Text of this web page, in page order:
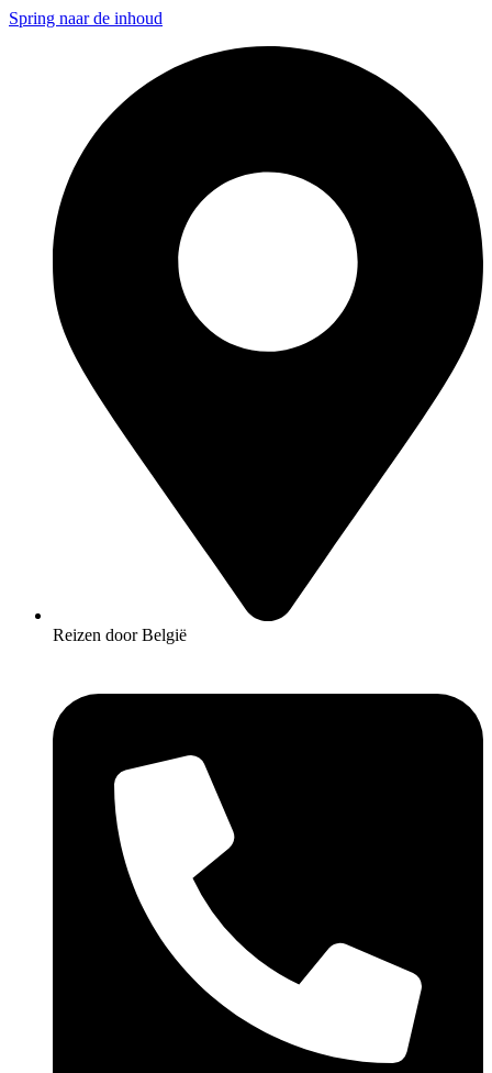
Spring naar de inhoud
Reizen door België